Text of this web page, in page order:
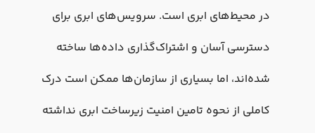
در محیط‌های ابری است. سرویس‌های ابری برای
دسترسی آسان و اشتراک‌گذاری داده‌ها ساخته
شده‌اند، اما بسیاری از سازمان‌ها ممکن است درک
کاملی از نحوه تامین امنیت زیرساخت ابری نداشته